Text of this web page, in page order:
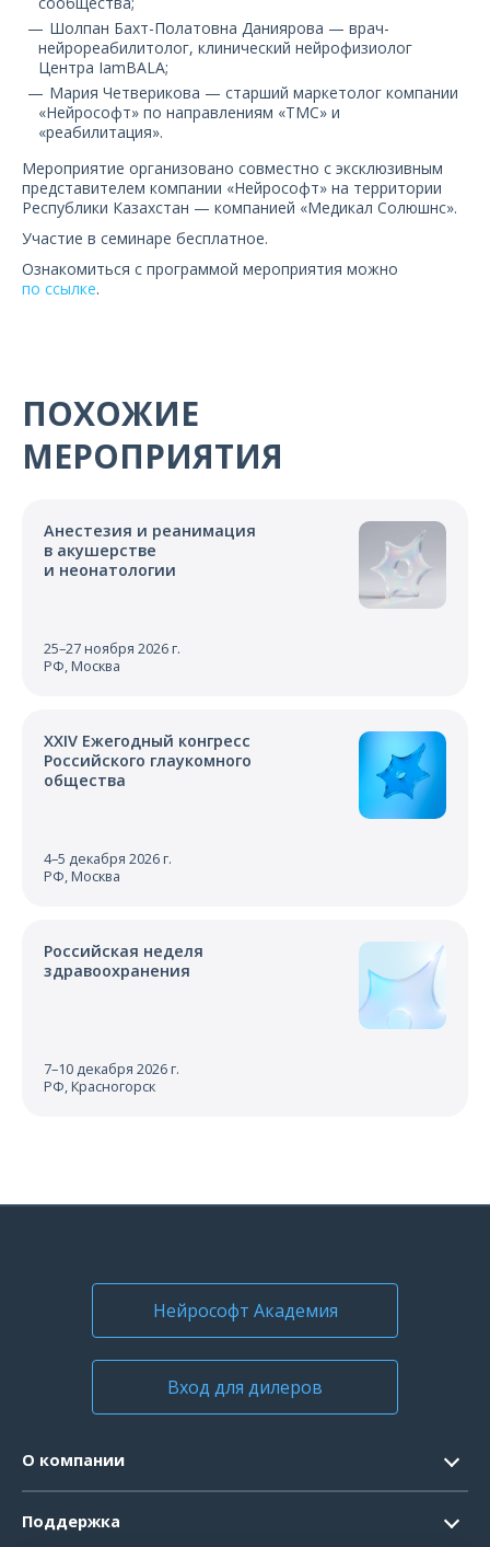
Шолпан Бахт-Полатовна Даниярова — врач-
нейрореабилитолог, клинический нейрофизиолог
Центра IamBALA;
Мария Четверикова — старший маркетолог компании
«Нейрософт» по направлениям «ТМС» и
«реабилитация».
Мероприятие организовано совместно с эксклюзивным
представителем компании «Нейрософт» на территории
Республики Казахстан — компанией «Медикал Солюшнс».
Участие в семинаре бесплатное.
Ознакомиться с программой мероприятия можно
по ссылке.
ПОХОЖИЕ
МЕРОПРИЯТИЯ
Анестезия и реанимация
в акушерстве
и неонатологии
25–27 ноября 2026 г.
РФ, Москва
XXIV Ежегодный конгресс
Российского глаукомного
общества
4–5 декабря 2026 г.
РФ, Москва
Российская неделя
здравоохранения
7–10 декабря 2026 г.
РФ, Красногорск
Нейрософт Академия
Вход для дилеров
О компании
Поддержка